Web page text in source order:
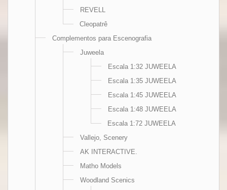
REVELL
Cleopatrê
Complementos para Escenografia
Juweela
Escala 1:32 JUWEELA
Escala 1:35 JUWEELA
Escala 1:45 JUWEELA
Escala 1:48 JUWEELA
Escala 1:72 JUWEELA
Vallejo, Scenery
AK INTERACTIVE.
Matho Models
Woodland Scenics